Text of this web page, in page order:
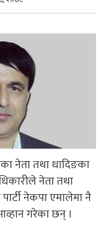
नेता तथा धादिङका
नेता तथा
नेकपा एमालेमा नै
गरेका छन् ।